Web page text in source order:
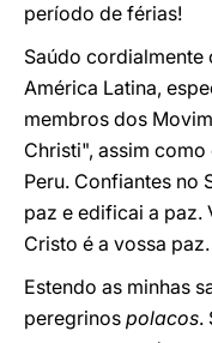
período de férias!
Saúdo cordialmente
América Latina,
membros dos
Christi", assim
Peru. Confiantes no
paz e edificai a paz.
Cristo é a vossa paz.
Estendo as minhas
peregrinos polacos.